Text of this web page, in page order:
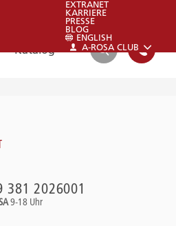
EXTRANET
KARRIERE
PRESSE
BLOG
ENGLISH
A-ROSA CLUB
Katalog
unsere FAQs:
381 2026001
9-18 Uhr